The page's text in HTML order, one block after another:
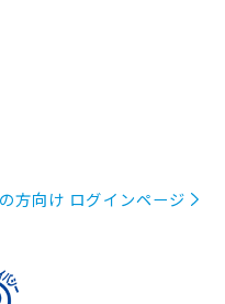
方向け ログインページ